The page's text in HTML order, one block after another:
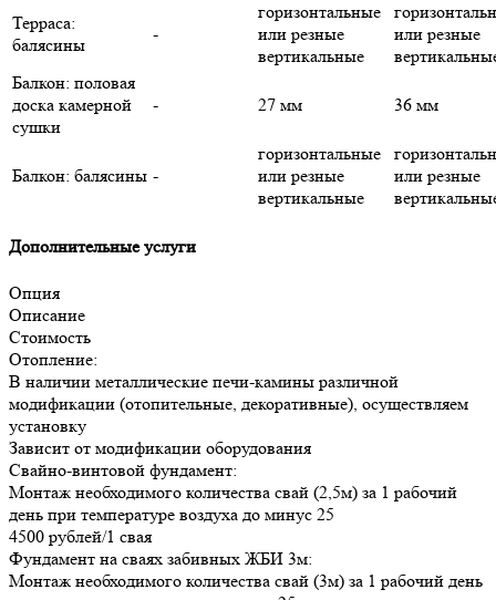
Терраса:
балясины
-
горизонтальные
или резные
вертикальные
или резные
Балкон: половая
доска камерной
сушки
- 27 мм 36 мм
Балкон: балясины -
горизонтальные
или резные
вертикальные
или резные
Дополнительные услуги
Опция
Описание
Стоимость
Отопление:
В наличии металлические печи-камины различной
модификации (отопительные, декоративные), осуществляем
установку
Зависит от модификации оборудования
Свайно-винтовой фундамент:
Монтаж необходимого количества свай (2,5м) за 1 рабочий
день при температуре воздуха до минус 25
4500 рублей/1 свая
Фундамент на сваях забивных ЖБИ 3м:
Монтаж необходимого количества свай (3м) за 1 рабочий день